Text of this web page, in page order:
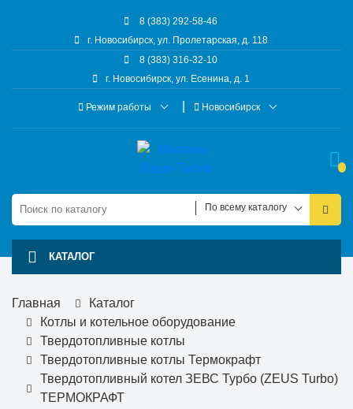
8 (383) 292-58-46
г. Новосибирск, ул. Пролетарская, д. 118
8 (383) 316-32-10
г. Новосибирск, ул. Есенина, д. 1
Режим работы Новосибирск
По всему каталогу
КАТАЛОГ
Главная
Каталог
Котлы и котельное оборудование
Твердотопливные котлы
Твердотопливные котлы Термокрафт
Твердотопливный котел ЗЕВС Турбо (ZEUS Turbo)
ТЕРМОКРАФТ